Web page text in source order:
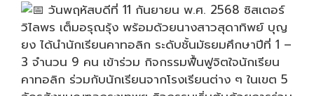
วันพฤหัสบดีที่ 11 กันยายน พ.ศ. 2568 ซิสเตอร์
วิไลพร เต็มอรุณรุ้ง พร้อมด้วยนางสาวสุดาทิพย์ บุญ
ยง ได้นำนักเรียนคาทอลิก ระดับชั้นมัธยมศึกษาปีที่ 1 –
3 จำนวน 9 คน เข้าร่วม กิจกรรมฟื้นฟูจิตใจนักเรียน
คาทอลิก ร่วมกับนักเรียนจากโรงเรียนต่าง ๆ ในเขต 5